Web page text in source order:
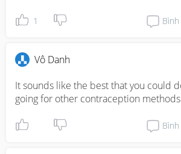
19 months when I’m due.
1
Vô Danh
It sounds like the best that you could
going for other contraception